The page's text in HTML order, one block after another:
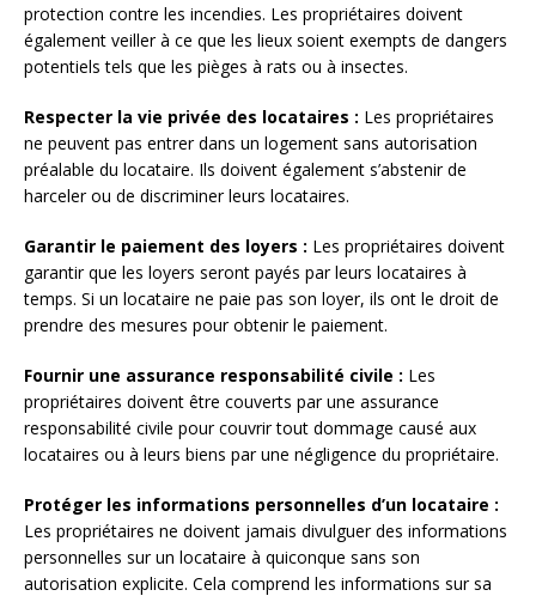
protection contre les incendies. Les propriétaires doivent
également veiller à ce que les lieux soient exempts de dangers
potentiels tels que les pièges à rats ou à insectes.
Respecter la vie privée des locataires : Les propriétaires
ne peuvent pas entrer dans un logement sans autorisation
préalable du locataire. Ils doivent également s’abstenir de
harceler ou de discriminer leurs locataires.
Garantir le paiement des loyers : Les propriétaires doivent
garantir que les loyers seront payés par leurs locataires à
temps. Si un locataire ne paie pas son loyer, ils ont le droit de
prendre des mesures pour obtenir le paiement.
Fournir une assurance responsabilité civile : Les
propriétaires doivent être couverts par une assurance
responsabilité civile pour couvrir tout dommage causé aux
locataires ou à leurs biens par une négligence du propriétaire.
Protéger les informations personnelles d’un locataire :
Les propriétaires ne doivent jamais divulguer des informations
personnelles sur un locataire à quiconque sans son
autorisation explicite. Cela comprend les informations sur sa